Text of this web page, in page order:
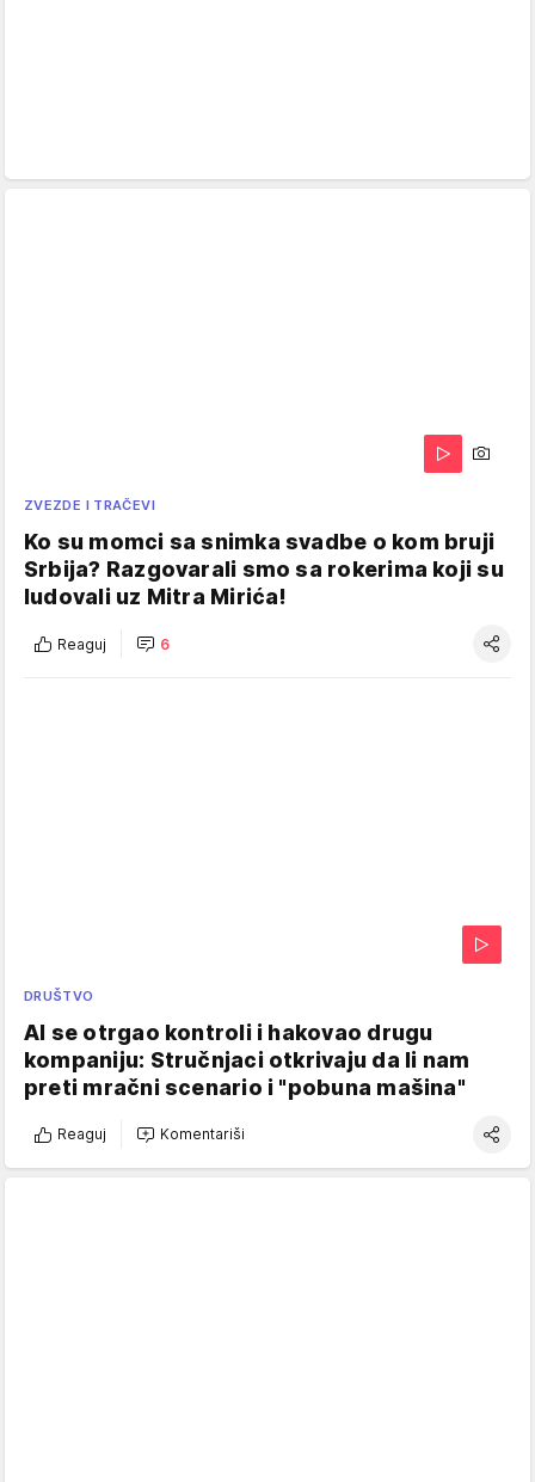
ZVEZDE I TRAČEVI
Ko su momci sa snimka svadbe o kom bruji
Srbija? Razgovarali smo sa rokerima koji su
ludovali uz Mitra Mirića!
Reaguj 6
DRUŠTVO
AI se otrgao kontroli i hakovao drugu
kompaniju: Stručnjaci otkrivaju da li nam
preti mračni scenario i "pobuna mašina"
Reaguj Komentariši